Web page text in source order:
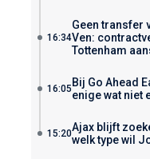
16:34
Geen transfer
Ven:
Tottenham
16:05 Bij Go Ahead
enige wat niet
15:20Ajax blijft
welk type wil